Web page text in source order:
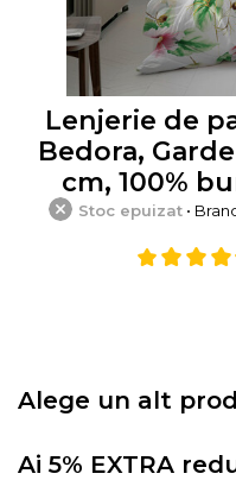
Lenjerie de
Bedora,
cm, 100%
Stoc epuizat•
Alege un alt
Ai 5% EXTRA